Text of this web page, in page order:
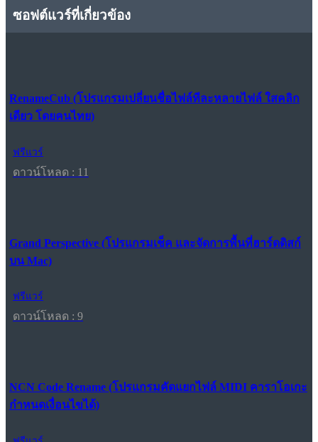
ซอฟต์แวร์ที่เกี่ยวข้อง
RenameCub (โปรแกรมเปลี่ยนชื่อไฟล์ทีละหลายไฟล์ ใสคลิก
เดียว โดยคนไทย)
ฟรีแวร์
ดาวน์โหลด : 11
Grand Perspective (โปรแกรมเช็ค และจัดการพื้นที่ฮาร์ดดิสก์
บน Mac)
ฟรีแวร์
ดาวน์โหลด : 9
NCN Code Rename (โปรแกรมคัดแยกไฟล์ MIDI คาราโอเกะ
กำหนดเงื่อนไขได้)